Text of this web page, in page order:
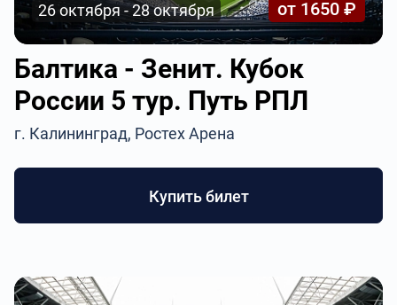
26 октября - 28 октября от 1650 ₽
Балтика - Зенит. Кубок
России 5 тур. Путь РПЛ
г. Калининград, Ростех Арена
Купить билет